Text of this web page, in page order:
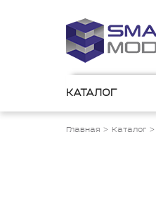
КАТАЛОГ
Главная Каталог